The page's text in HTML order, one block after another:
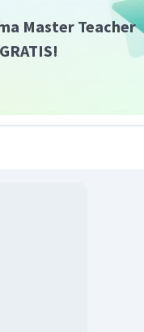
Master Teacher